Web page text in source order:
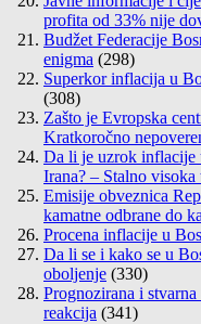
profita od 33% nije
Budžet Federacije
enigma (298)
Superkor inflacija u
(308)
Zašto je Evropska
Kratkoročno
Da li je uzrok inflacije
Irana? – Stalno visoka
Emisije obveznica
kamatne odbrane do
Procena inflacije u
Da li se i kako se u
oboljenje (330)
Prognozirana i
reakcija (341)